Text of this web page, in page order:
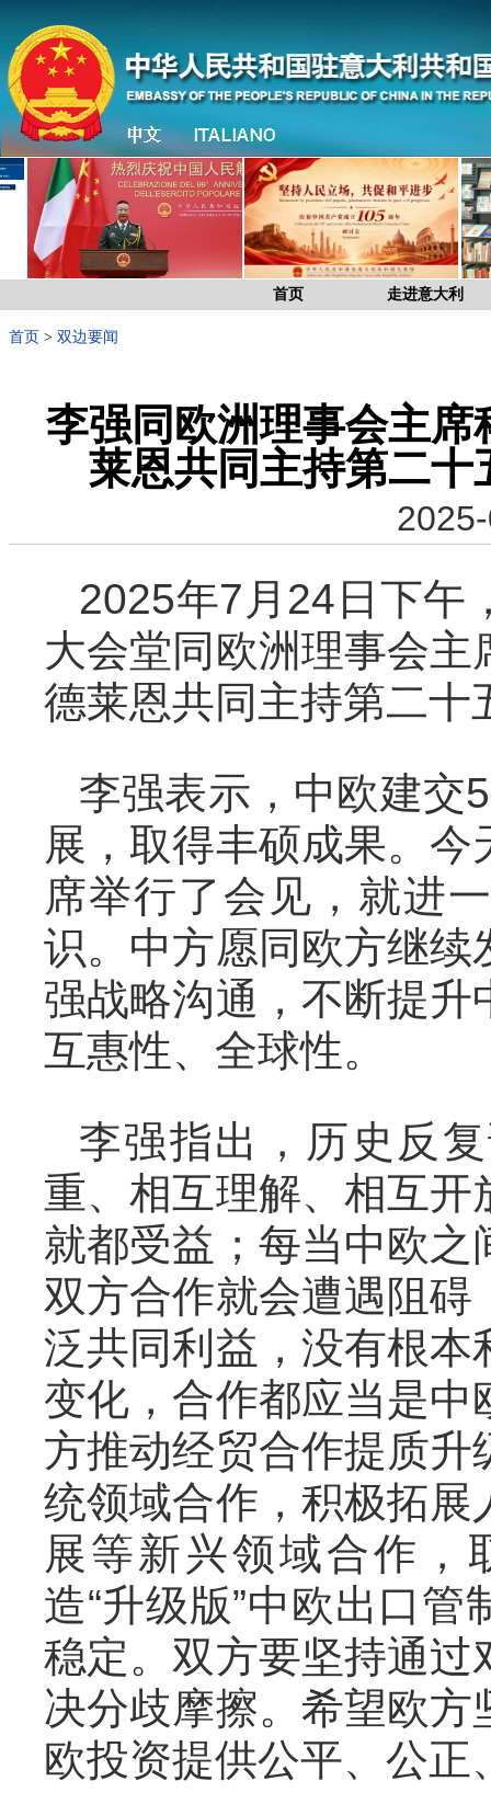
首页 走进意大利
首页 > 双边要闻
李强同欧洲理事会主
莱恩共同主持第二
2025年7月24日下午
大会堂同欧洲理事会
德莱恩共同主持第二十
李强表示，中欧建交
展，取得丰硕成果。
席举行了会见，就进
识。中方愿同欧方继
强战略沟通，不断提
互惠性、全球性。
李强指出，历史反
重、相互理解、相互
就都受益；每当中欧
双方合作就会遭遇阻
泛共同利益，没有根
变化，合作都应当是
方推动经贸合作提质
统领域合作，积极拓
展等新兴领域合作，
造“升级版”中欧出口
稳定。双方要坚持通
决分歧摩擦。希望欧
欧投资提供公平、公